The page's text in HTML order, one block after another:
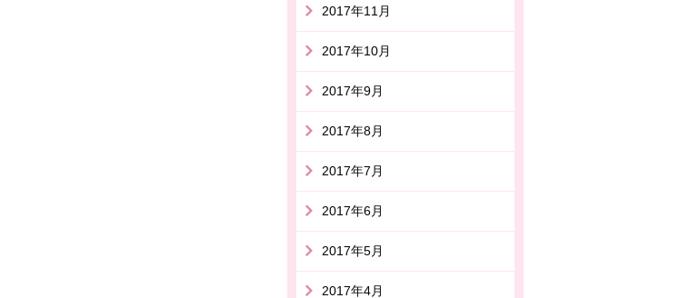
2017年11月
2017年10月
2017年9月
2017年8月
2017年7月
2017年6月
2017年5月
2017年4月